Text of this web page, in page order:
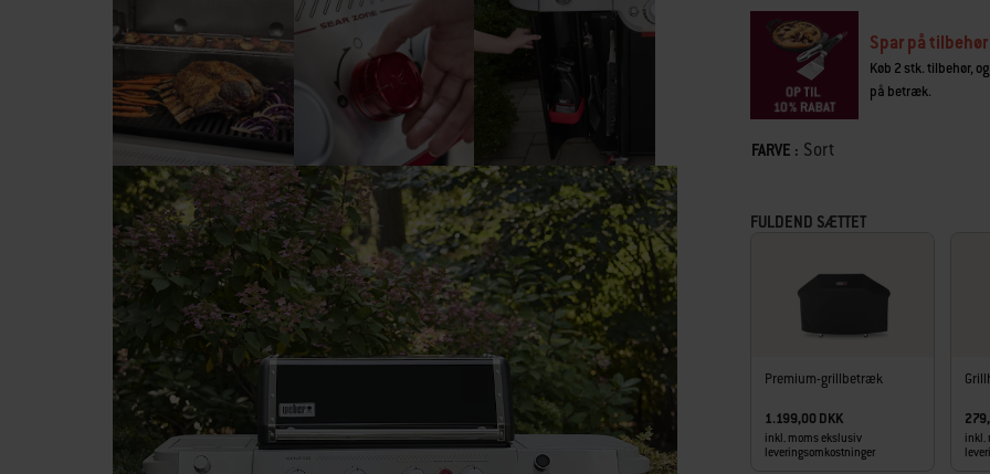
separat). Organiser og opbevar det
grillsession.
• 12 års begrænset garanti
• Sear Zone-brænder frigiver op til
• PureBlu-brænderne fordeler
• NIGHTVISION LED-lys i håndtaget
Spar på tilbehør
Køb 2 stk. tilbehør,
på betræk.
Color
FARVE : Sort
FULDEND SÆTTET
Premium-grillbetræk
1.199,00 DKK
inkl. moms ekslusiv
leveringsomkostninger
inkl.